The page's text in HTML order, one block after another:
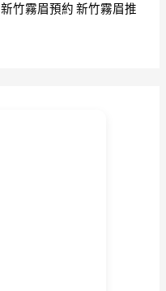
新竹霧眉預約 新竹霧眉推